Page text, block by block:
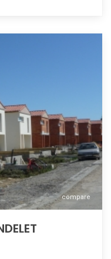
compare